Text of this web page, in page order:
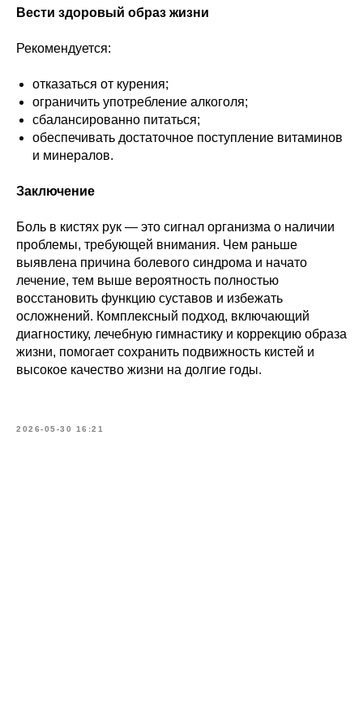
Вести здоровый образ жизни
Рекомендуется:
отказаться от курения;
ограничить употребление алкоголя;
сбалансированно питаться;
обеспечивать достаточное поступление витаминов
и минералов.
Заключение
Боль в кистях рук — это сигнал организма о наличии
проблемы, требующей внимания. Чем раньше
выявлена причина болевого синдрома и начато
лечение, тем выше вероятность полностью
восстановить функцию суставов и избежать
осложнений. Комплексный подход, включающий
диагностику, лечебную гимнастику и коррекцию образа
жизни, помогает сохранить подвижность кистей и
высокое качество жизни на долгие годы.
2026-05-30 16:21
Записаться
на консультацию
Как вас зовут?*
Эл. адрес*
Ваш телефон*
+371